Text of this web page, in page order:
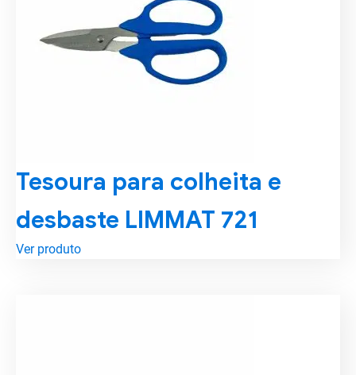
Tesoura para colheita e
desbaste LIMMAT 721
Ver produto